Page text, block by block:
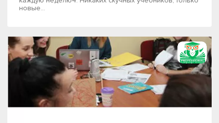
новые...